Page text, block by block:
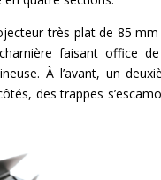
très plat de 85
faisant office
À l’avant, un
des trappes